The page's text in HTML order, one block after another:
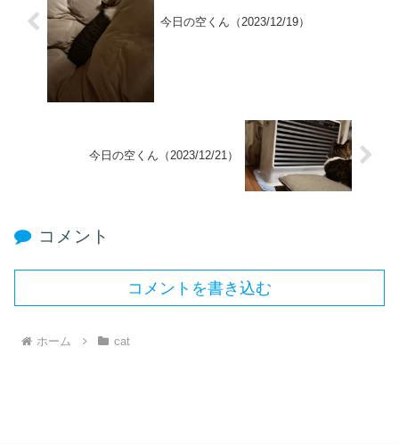
今日の空くん（2023/12/19）
今日の空くん（2023/12/21）
コメント
コメントを書き込む
ホーム cat